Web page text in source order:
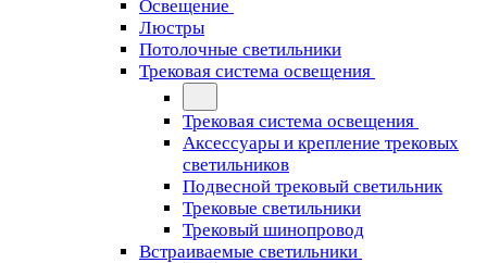
Освещение
Люстры
Потолочные светильники
Трековая система освещения
Трековая система освещения
Аксессуары и крепление трековых
светильников
Подвесной трековый светильник
Трековые светильники
Трековый шинопровод
Встраиваемые светильники